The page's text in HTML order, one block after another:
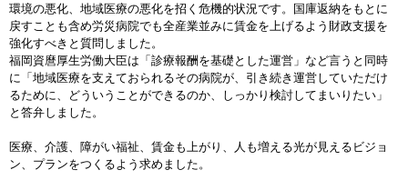
環境の悪化、地域医療の悪化を招く危機的状況です。国庫返納をもとに
戻すことも含め労災病院でも全産業並みに賃金を上げるよう財政支援を
強化すべきと質問しました。
福岡資麿厚生労働大臣は「診療報酬を基礎とした運営」など言うと同時
に「地域医療を支えておられるその病院が、引き続き運営していただけ
るために、どういうことができるのか、しっかり検討してまいりたい」
と答弁しました。
医療、介護、障がい福祉、賃金も上がり、人も増える光が見えるビジョ
ン、プランをつくるよう求めました。